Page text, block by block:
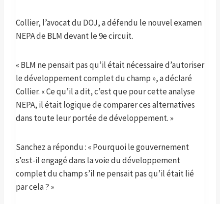
Collier, l’avocat du DOJ, a défendu le nouvel examen
NEPA de BLM devant le 9e circuit.
« BLM ne pensait pas qu’il était nécessaire d’autoriser
le développement complet du champ », a déclaré
Collier. « Ce qu’il a dit, c’est que pour cette analyse
NEPA, il était logique de comparer ces alternatives
dans toute leur portée de développement. »
Sanchez a répondu : « Pourquoi le gouvernement
s’est-il engagé dans la voie du développement
complet du champ s’il ne pensait pas qu’il était lié
par cela ? »